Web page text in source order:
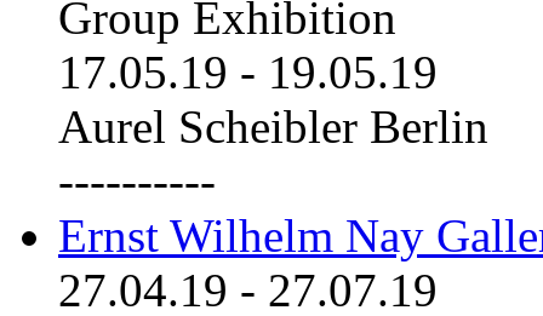
Group Exhibition
17.05.19 - 19.05.19
Aurel Scheibler Berlin
----------
Ernst Wilhelm Nay
27.04.19 - 27.07.19